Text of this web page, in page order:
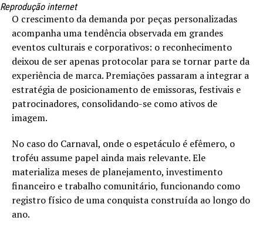
Reprodução internet
O crescimento da demanda por peças personalizadas
acompanha uma tendência observada em grandes
eventos culturais e corporativos: o reconhecimento
deixou de ser apenas protocolar para se tornar parte da
experiência de marca. Premiações passaram a integrar a
estratégia de posicionamento de emissoras, festivais e
patrocinadores, consolidando-se como ativos de
imagem.
No caso do Carnaval, onde o espetáculo é efêmero, o
troféu assume papel ainda mais relevante. Ele
materializa meses de planejamento, investimento
financeiro e trabalho comunitário, funcionando como
registro físico de uma conquista construída ao longo do
ano.